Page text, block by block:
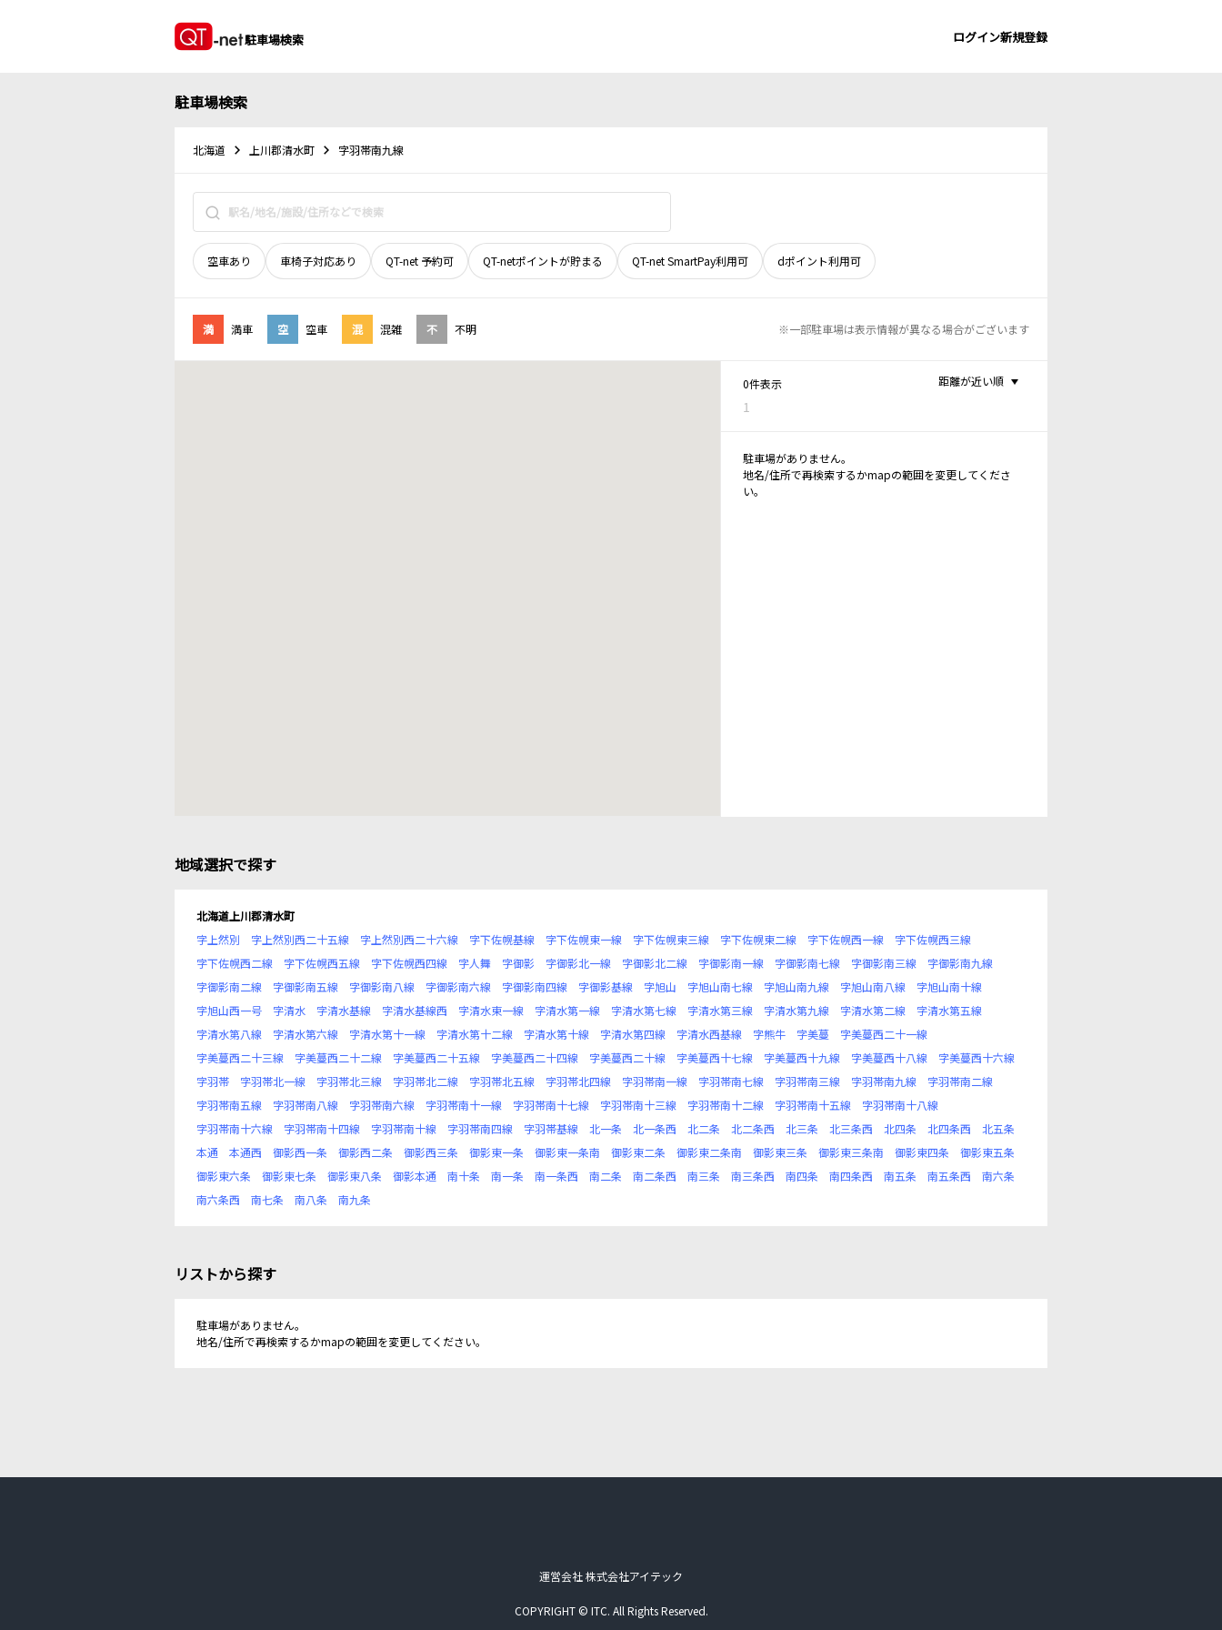
駐車場検索 ログイン新規登録
駐車場検索
北海道 上川郡清水町 字羽帯南九線
空車あり 車椅子対応あり QT-net 予約可 QT-netポイントが貯まる QT-net SmartPay利用可 dポイント利用可
満 満車 空 空車 混 混雑 不 不明 ※一部駐車場は表示情報が異なる場合がございます
0件表示
1
距離が近い順
駐車場がありません。
地名/住所で再検索するかmapの範囲を変更してくださ
い。
地域選択で探す
北海道上川郡清水町
字上然別
字上然別西二十五線 字上然別西二十六線 字下佐幌基線 字下佐幌東一線 字下佐幌東三線 字下佐幌東二線 字下佐幌西一線
字下佐幌西三線
字下佐幌西二線
字下佐幌西五線 字下佐幌西四線 字人舞 字御影 字御影北一線 字御影北二線 字御影南一線 字御影南七線 字御影南三線
字御影南九線
字御影南二線
字御影南五線 字御影南八線 字御影南六線 字御影南四線 字御影基線 字旭山 字旭山南七線 字旭山南九線 字旭山南八線
字旭山南十線
字旭山西一号
字清水 字清水基線 字清水基線西 字清水東一線 字清水第一線 字清水第七線 字清水第三線 字清水第九線 字清水第二線
字清水第五線
字清水第八線
字清水第六線 字清水第十一線 字清水第十二線 字清水第十線 字清水第四線 字清水西基線 字熊牛 字美蔓
字美蔓西二十一線
字美蔓西二十三線
字美蔓西二十二線 字美蔓西二十五線 字美蔓西二十四線 字美蔓西二十線 字美蔓西十七線 字美蔓西十九線 字美蔓西十八線
字美蔓西十六線
字羽帯
字羽帯北一線 字羽帯北三線 字羽帯北二線 字羽帯北五線 字羽帯北四線 字羽帯南一線 字羽帯南七線 字羽帯南三線 字羽帯南九線
字羽帯南二線
字羽帯南五線
字羽帯南八線 字羽帯南六線 字羽帯南十一線 字羽帯南十七線 字羽帯南十三線 字羽帯南十二線 字羽帯南十五線
字羽帯南十八線
字羽帯南十六線
字羽帯南十四線 字羽帯南十線 字羽帯南四線 字羽帯基線 北一条 北一条西 北二条 北二条西 北三条 北三条西 北四条 北四条西
北五条
本通
本通西 御影西一条 御影西二条 御影西三条 御影東一条 御影東一条南 御影東二条 御影東二条南 御影東三条 御影東三条南 御影東四条
御影東五条
御影東六条
御影東七条 御影東八条 御影本通 南十条 南一条 南一条西 南二条 南二条西 南三条 南三条西 南四条 南四条西 南五条 南五条西
南六条
南六条西
南七条 南八条 南九条
リストから探す
駐車場がありません。
地名/住所で再検索するかmapの範囲を変更してください。
運営会社 株式会社アイテック
COPYRIGHT © ITC. All Rights Reserved.